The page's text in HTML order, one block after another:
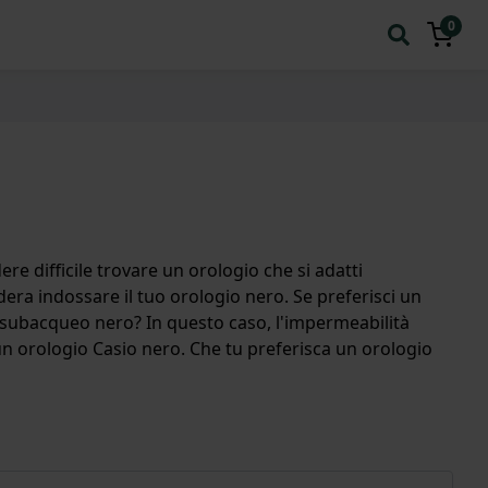
0
difficile trovare un orologio che si adatti
indossare il tuo orologio nero. Se preferisci un
nero? In questo caso, l'impermeabilità
orologio Casio nero. Che tu preferisca un orologio